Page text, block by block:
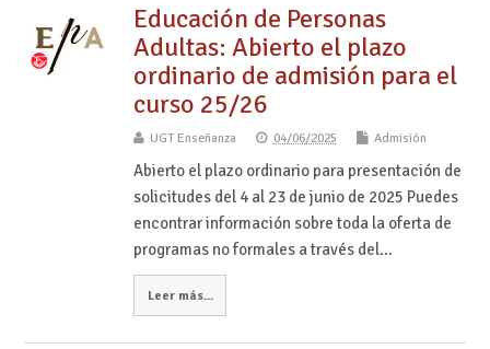
Educación de Personas
Adultas: Abierto el plazo
ordinario de admisión para el
curso 25/26
UGT Enseñanza 04/06/2025 Admisión
Abierto el plazo ordinario para presentación de
solicitudes del 4 al 23 de junio de 2025 Puedes
encontrar información sobre toda la oferta de
programas no formales a través del…
Leer más...